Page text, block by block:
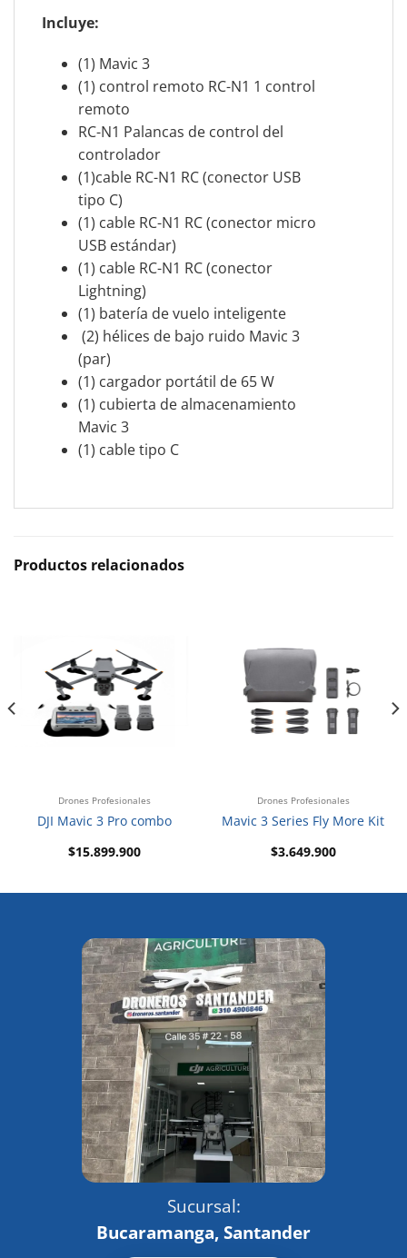
Incluye:
(1) Mavic 3
(1) control remoto RC-N1 1 control
remoto
RC-N1 Palancas de control del
controlador
(1)cable RC-N1 RC (conector USB
tipo C)
(1) cable RC-N1 RC (conector micro
USB estándar)
(1) cable RC-N1 RC (conector
Lightning)
(1) batería de vuelo inteligente
(2) hélices de bajo ruido Mavic 3
(par)
(1) cargador portátil de 65 W
(1) cubierta de almacenamiento
Mavic 3
(1) cable tipo C
Productos relacionados
Drones Profesionales
DJI Mavic 3 Pro combo
$15.899.900
Drones Profesionales
Mavic 3 Series Fly More Kit
$3.649.900
Sucursal:
Bucaramanga, Santander